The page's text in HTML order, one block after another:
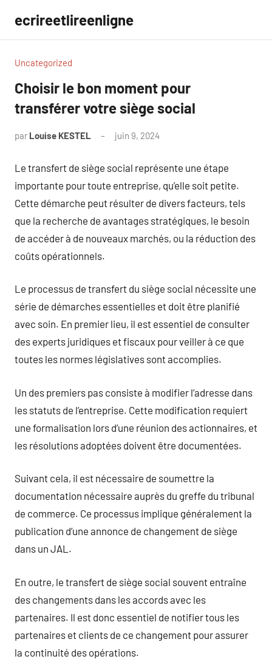
contenu
ecrireetlireenligne
Uncategorized
Choisir le bon moment pour
transférer votre siège social
par Louise KESTEL juin 9, 2024
Le transfert de siège social représente une étape
importante pour toute entreprise, qu’elle soit petite.
Cette démarche peut résulter de divers facteurs, tels
que la recherche de avantages stratégiques, le besoin
de accéder à de nouveaux marchés, ou la réduction des
coûts opérationnels.
Le processus de transfert du siège social nécessite une
série de démarches essentielles et doit être planifié
avec soin. En premier lieu, il est essentiel de consulter
des experts juridiques et fiscaux pour veiller à ce que
toutes les normes législatives sont accomplies.
Un des premiers pas consiste à modifier l’adresse dans
les statuts de l’entreprise. Cette modification requiert
une formalisation lors d’une réunion des actionnaires, et
les résolutions adoptées doivent être documentées.
Suivant cela, il est nécessaire de soumettre la
documentation nécessaire auprès du greffe du tribunal
de commerce. Ce processus implique généralement la
publication d’une annonce de changement de siège
dans un JAL.
En outre, le transfert de siège social souvent entraîne
des changements dans les accords avec les
partenaires. Il est donc essentiel de notifier tous les
partenaires et clients de ce changement pour assurer
la continuité des opérations.